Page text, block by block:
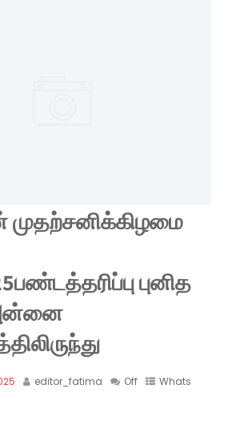
முதற்சனிக்கிழமை
புனித
editor_fatima Off
Whats